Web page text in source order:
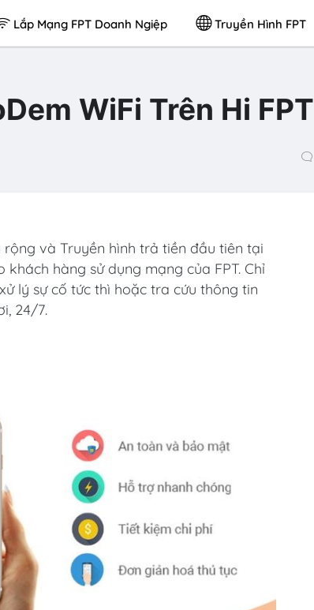
Lắp Mạng FPT Doanh Ngiệp Truyền Hình FPT
WiFi Trên Hi FPT
và Truyền hình trả tiền đầu tiên tại
hàng sử dụng mạng của FPT. Chỉ
lý sự cố tức thì hoặc tra cứu thông tin
24/7.